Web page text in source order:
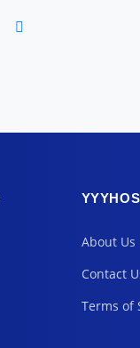
About Us
Contact
Terms of